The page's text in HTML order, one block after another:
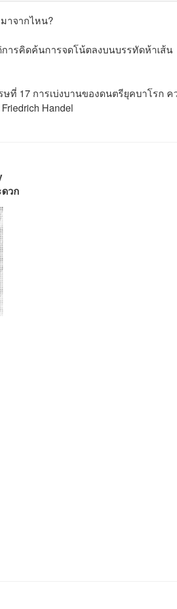
าจากไหน?
ารคิดค้นการจดโน้ตลงบนบรรทัดห้าเส้น
ที่ 17 การเบ่งบานของดนตรียุคบาโรก
Handel
วก